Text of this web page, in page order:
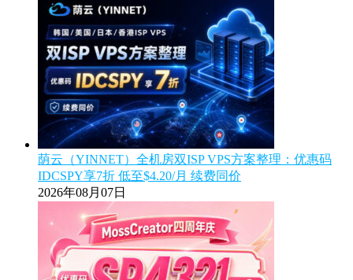
荫云（YINNET）全机房双ISP VPS方案整理：优惠码
IDCSPY享7折 低至$4.20/月 续费同价
2026年08月07日